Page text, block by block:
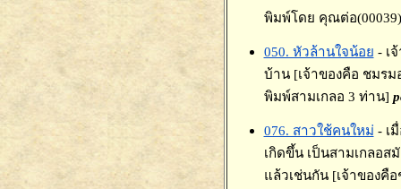
พิมพ์โดย คุณต่อ
050. หัวล้านใจน้อย - เ
บ้าน [เจ้าของคือ ชมร
พิมพ์สามเกลอ 3 ท่าน]
076. สาวใช้คนใหม่ - เ
เกิดขึ้น เป็นสามเกลอ
แล้วเช่นกัน [เจ้าของคื